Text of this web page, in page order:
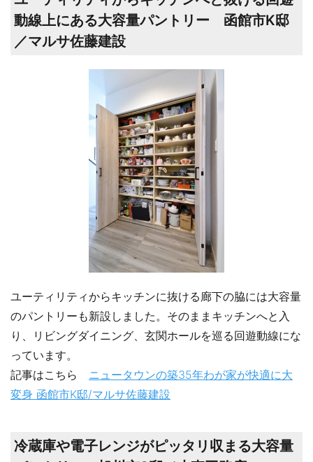
動線上にある大容量パントリー 函館市K邸
／マルサ佐藤建設
ユーティリティからキッチンに抜ける廊下の脇には大容量
のパントリーも新設しました。そのままキッチンへと入
り、リビングダイニング、玄関ホールを巡る回遊動線にな
っています。
記事はこちら ニュータウンの築35年わが家が快適に大
変身 函館市K邸/マルサ佐藤建設
冷蔵庫や電子レンジがピッタリ収まる大容量